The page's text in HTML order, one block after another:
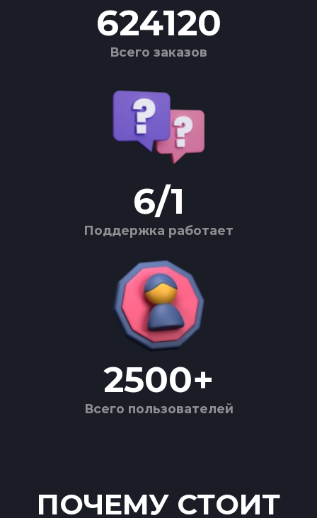
624120
Всего заказов
6/1
Поддержка работает
2500+
Всего пользователей
ПОЧЕМУ СТОИТ